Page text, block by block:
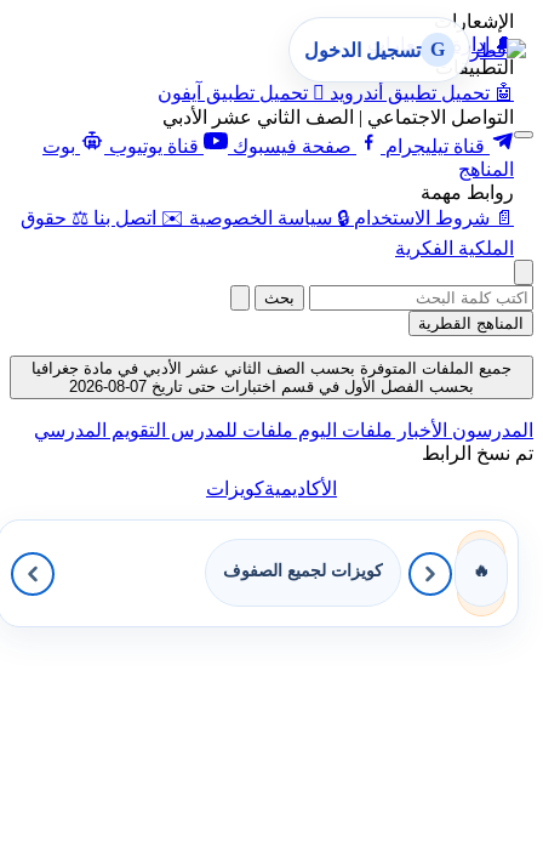
الإشعارات
🔔 إدارة الإشعارات
التطبيقات
🤖 تحميل تطبيق أندرويد  تحميل تطبيق آيفون
التواصل الاجتماعي | الصف الثاني عشر الأدبي
قناة تيليجرام
صفحة فيسبوك قناة يوتيوب
بوت
المناهج
روابط مهمة
📄 شروط الاستخدام 🔒 سياسة الخصوصية ✉️ اتصل بنا ⚖️ حقوق
الملكية الفكرية
G تسجيل الدخول
بحث
المناهج القطرية
جميع الملفات المتوفرة بحسب الصف الثاني عشر الأدبي في مادة جغرافيا
بحسب الفصل الأول في قسم اختبارات حتى تاريخ 07-08-2026
المدرسون الأخبار ملفات اليوم ملفات للمدرس التقويم المدرسي
تم نسخ الرابط
الأكاديميةكويزات
🔥 كويزات لجميع الصفوف